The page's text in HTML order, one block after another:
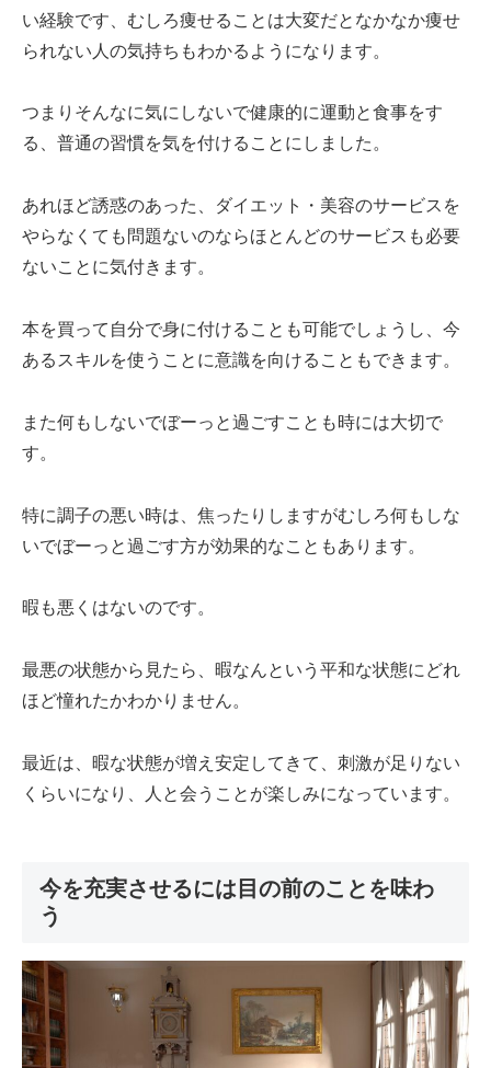
い経験です、むしろ痩せることは大変だとなかなか痩せ
られない人の気持ちもわかるようになります。
つまりそんなに気にしないで健康的に運動と食事をす
る、普通の習慣を気を付けることにしました。
あれほど誘惑のあった、ダイエット・美容のサービスを
やらなくても問題ないのならほとんどのサービスも必要
ないことに気付きます。
本を買って自分で身に付けることも可能でしょうし、今
あるスキルを使うことに意識を向けることもできます。
また何もしないでぼーっと過ごすことも時には大切で
す。
特に調子の悪い時は、焦ったりしますがむしろ何もしな
いでぼーっと過ごす方が効果的なこともあります。
暇も悪くはないのです。
最悪の状態から見たら、暇なんという平和な状態にどれ
ほど憧れたかわかりません。
最近は、暇な状態が増え安定してきて、刺激が足りない
くらいになり、人と会うことが楽しみになっています。
今を充実させるには目の前のことを味わ
う